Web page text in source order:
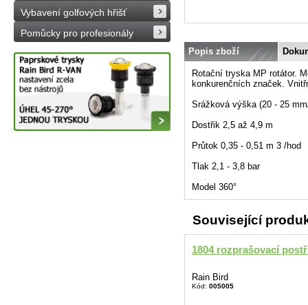
Vybavení golfových hřišť
Pomůcky pro profesionály
Popis zboží
Rotační tryska MP rotátor.
konkurenčních značek.
Srážková výška (20 - 25
Dostřik 2,5 až 4,9 m
Průtok 0,35 - 0,51 m 3 /hod
Tlak 2,1 - 3,8 bar
Model 360°
Související
1804 rozprašovací
Rain Bird
Kód: 005005